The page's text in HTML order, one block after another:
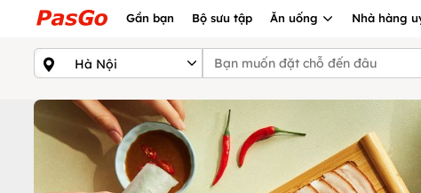
Gần bạn Bộ sưu tập Ăn uống Nhà hàng